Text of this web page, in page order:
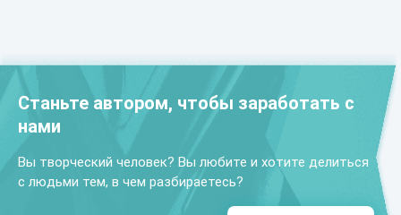
Станьте автором, чтобы заработать с
нами
Вы творческий человек? Вы любите и хотите делиться
с людьми тем, в чем разбираетесь?